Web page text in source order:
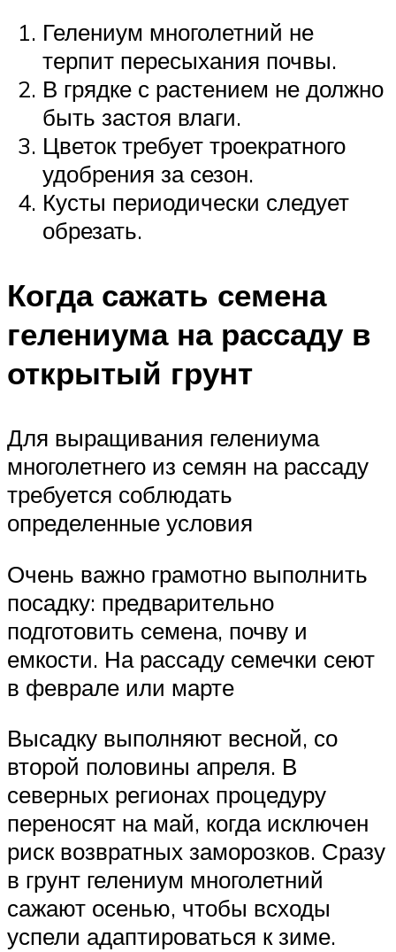
Гелениум многолетний не
терпит пересыхания почвы.
В грядке с растением не должно
быть застоя влаги.
Цветок требует троекратного
удобрения за сезон.
Кусты периодически следует
обрезать.
Когда сажать семена
гелениума на рассаду в
открытый грунт
Для выращивания гелениума
многолетнего из семян на рассаду
требуется соблюдать
определенные условия
Очень важно грамотно выполнить
посадку: предварительно
подготовить семена, почву и
емкости. На рассаду семечки сеют
в феврале или марте
Высадку выполняют весной, со
второй половины апреля. В
северных регионах процедуру
переносят на май, когда исключен
риск возвратных заморозков. Сразу
в грунт гелениум многолетний
сажают осенью, чтобы всходы
успели адаптироваться к зиме.